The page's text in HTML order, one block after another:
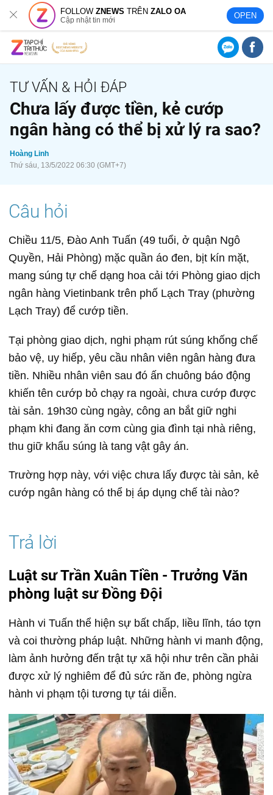
FOLLOWZNEWS TRÊNZALO OA
Cập nhật tin mới OPEN
Chưa lấy được tiền, kẻ cướp
ngân hàng có thể bị xử lý ra sao?
Hoàng Linh
Thứ sáu, 13/5/2022 06:30 (GMT+7)
Chiều 11/5, Đào Anh Tuấn (49 tuổi, ở quận Ngô
Quyền, Hải Phòng) mặc quần áo đen, bịt kín mặt,
mang súng tự chế dạng hoa cải tới Phòng giao dịch
ngân hàng Vietinbank trên phố Lạch Tray (phường
Lạch Tray) để cướp tiền.
Tại phòng giao dịch, nghi phạm rút súng khống chế
bảo vệ, uy hiếp, yêu cầu nhân viên ngân hàng đưa
tiền. Nhiều nhân viên sau đó ấn chuông báo động
khiến tên cướp bỏ chạy ra ngoài, chưa cướp được
tài sản. 19h30 cùng ngày, công an bắt giữ nghi
phạm khi đang ăn cơm cùng gia đình tại nhà riêng,
thu giữ khẩu súng là tang vật gây án.
Trường hợp này, với việc chưa lấy được tài sản, kẻ
cướp ngân hàng có thể bị áp dụng chế tài nào?
Luật sư Trần Xuân Tiền - Trưởng Văn
phòng luật sư Đồng Đội
Hành vi Tuấn thể hiện sự bất chấp, liều lĩnh, táo tợn
và coi thường pháp luật. Những hành vi manh động,
làm ảnh hưởng đến trật tự xã hội như trên cần phải
được xử lý nghiêm để đủ sức răn đe, phòng ngừa
hành vi phạm tội tương tự tái diễn.